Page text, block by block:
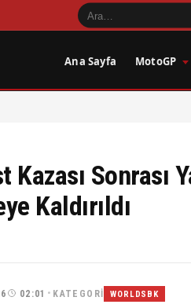
Ana Sayfa MotoGP
Sonrası
Kaldırıldı
02:01 • KATEGORI WORLDSBK